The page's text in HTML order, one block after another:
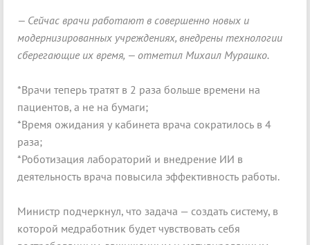
— Сейчас врачи работают в совершенно новых и
модернизированных учреждениях, внедрены технологии
сберегающие их время, — отметил Михаил Мурашко.
*Врачи теперь тратят в 2 раза больше времени на
пациентов, а не на бумаги;
*Время ожидания у кабинета врача сократилось в 4
раза;
*Роботизация лабораторий и внедрение ИИ в
деятельность врача повысила эффективность работы.
Министр подчеркнул, что задача — создать систему, в
которой медработник будет чувствовать себя